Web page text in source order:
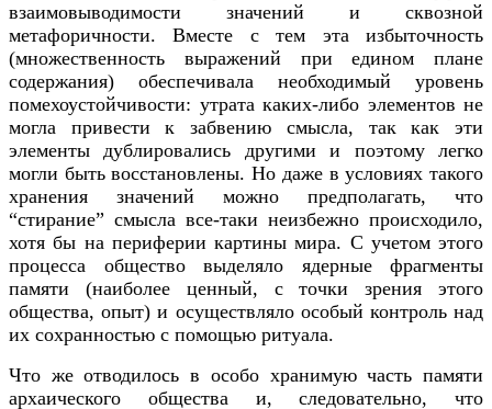
взаимовыводимости значений и сквозной
метафоричности. Вместе с тем эта избыточность
(множественность выражений при едином плане
содержания) обеспечивала необходимый уровень
помехоустойчивости: утрата каких-либо элементов не
могла привести к забвению смысла, так как эти
элементы дублировались другими и поэтому легко
могли быть восстановлены. Но даже в условиях такого
хранения значений можно предполагать, что
“стирание” смысла все-таки неизбежно происходило,
хотя бы на периферии картины мира. С учетом этого
процесса общество выделяло ядерные фрагменты
памяти (наиболее ценный, с точки зрения этого
общества, опыт) и осуществляло особый контроль над
их сохранностью с помощью ритуала.
Что же отводилось в особо хранимую часть памяти
архаического общества и, следовательно, что